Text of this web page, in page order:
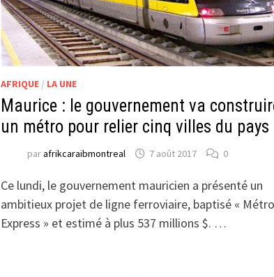
AFRIQUE/ LA UNE
Maurice : le gouvernement va
un métro pour relier cinq villes du pays
parafrikcaraibmontreal 7 août 2017 0
Ce lundi, le gouvernement mauricien a présenté un
ambitieux projet de ligne ferroviaire, baptisé « Métro
Express » et estimé à plus 537 millions $. …